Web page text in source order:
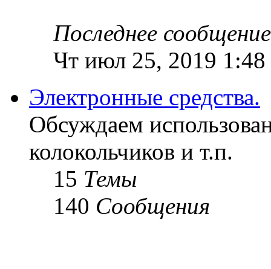
Последнее сообщение
Чт июл 25, 2019 1:48
Электронные средства.
Обсуждаем
колокольчиков и т.п.
15 Темы
140 Сообщения